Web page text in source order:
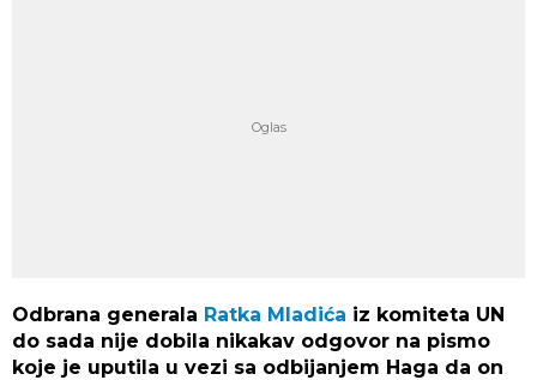
Odbrana generala Ratka Mladića iz komiteta UN
do sada nije dobila nikakav odgovor na pismo
koje je uputila u vezi sa odbijanjem Haga da on